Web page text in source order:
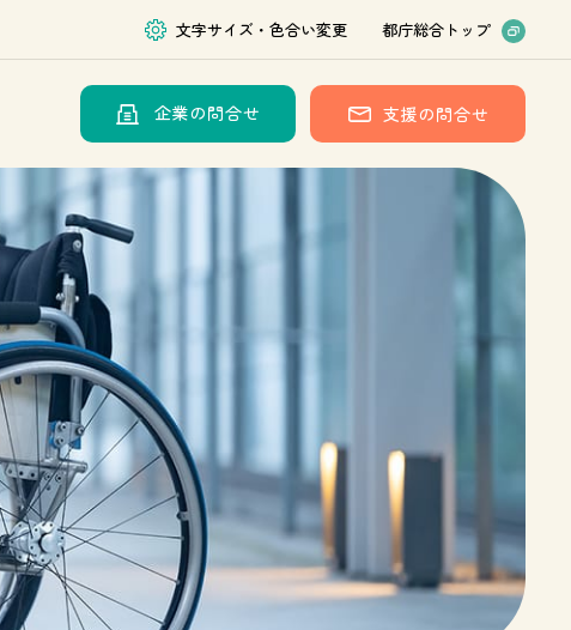
文字サイズ・色合い変更 都庁総合トップ
企業の問合せ 支援の問合せ